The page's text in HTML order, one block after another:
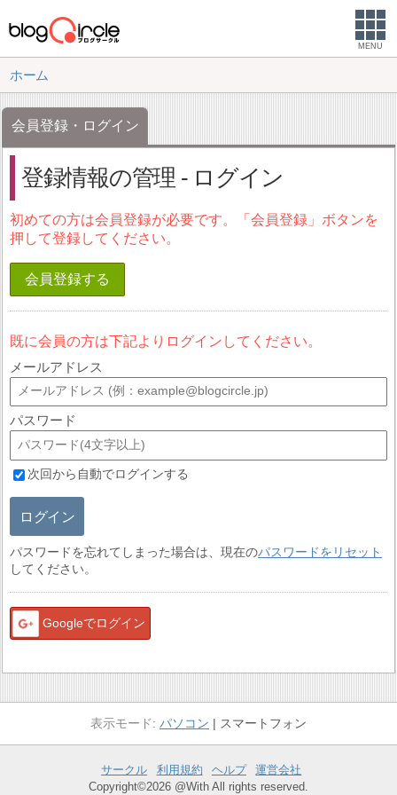
MENU
ホーム
会員登録・ログイン
登録情報の管理 - ログイン
初めての方は会員登録が必要です。「会員登録」ボタンを
押して登録してください。
会員登録する
既に会員の方は下記よりログインしてください。
メールアドレス
パスワード
次回から自動でログインする
ログイン
パスワードを忘れてしまった場合は、現在のパスワードをリセット
してください。
Googleでログイン
パソコン スマートフォン
サークル 利用規約 ヘルプ
運営会社
Copyright©2026 @With All rights reserved.